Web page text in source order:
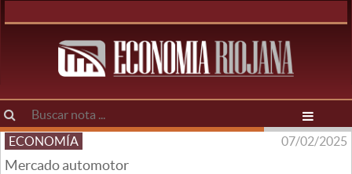
ECONOMÍA 07/02/2025
Mercado automotor